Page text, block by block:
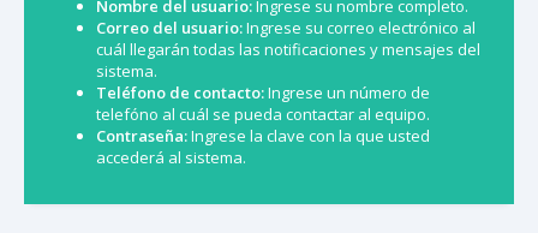
Nombre del usuario:Ingrese su nombre completo.
Correo del usuario:Ingrese su correo electrónico al
cuál llegarán todas las notificaciones y mensajes del
sistema.
Teléfono de contacto:Ingrese un número de
telefóno al cuál se pueda contactar al equipo.
Contraseña:Ingrese la clave con la que usted
accederá al sistema.